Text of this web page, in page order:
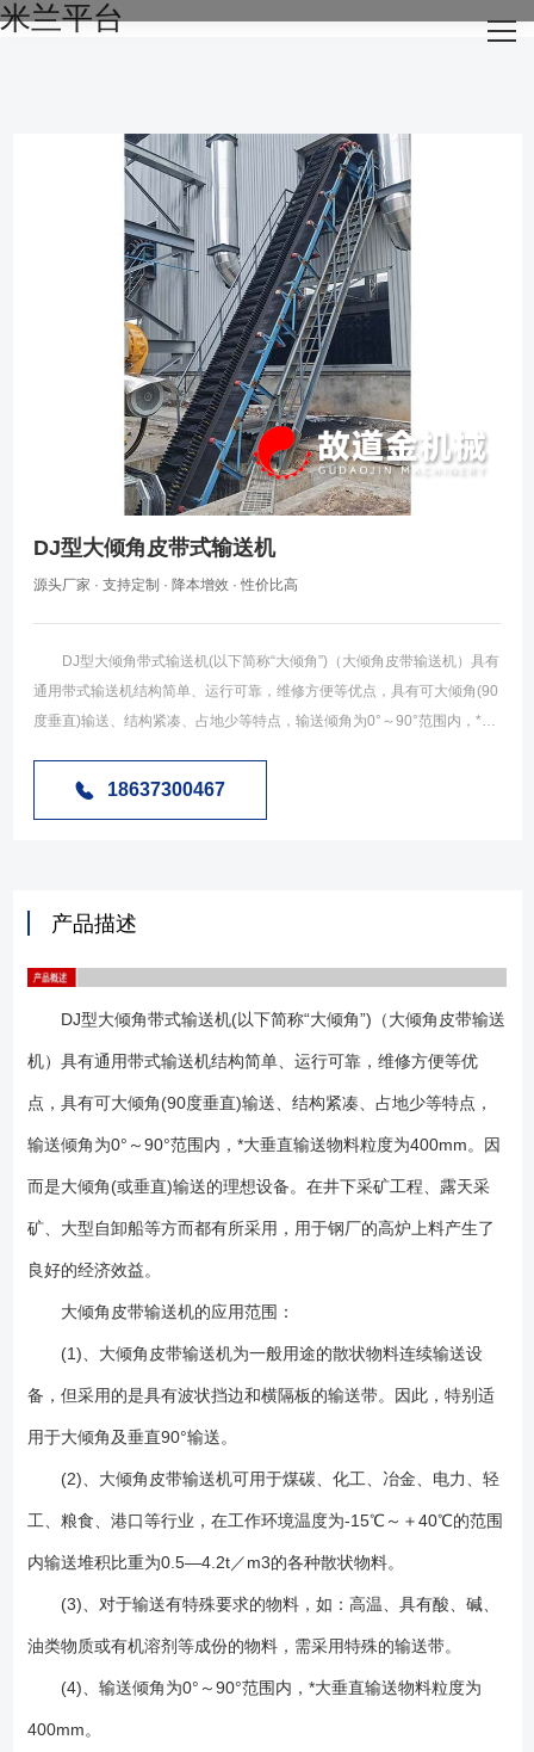
米兰平台
网站米兰平台
米兰平台-米兰官方网站（中国）
DJ型大倾角皮带式输送机
源头厂家 · 支持定制 · 降本增效 · 性价比高
DJ型大倾角带式输送机(以下简称“大倾角”)（大倾角皮带输送机）具有
通用带式输送机结构简单、运行可靠，维修方便等优点，具有可大倾角(90
度垂直)输送、结构紧凑、占地少等特点，输送倾角为0°～90°范围内，*大
井下采矿工程、露天采矿、大型自卸船等方而都有所采用，用于钢厂的高
粮食、港口等行业，在工作环境温度为-15℃～＋40℃的范围内输送堆积比
料，如：高温、具有酸、碱、油类物质或有机溶剂等成份的物料，需采用
特殊的输送带。 (4)、输送倾角为0°～90°范围内，*大垂直输送物料粒
度为400mm。 (1)、可大倾角输送散状物料，能大量节省设备占地面
械化带式输送机输送物料、总体投资费用低，约节约投资费用20％～
30％。 (3)、该机型与普通带式输送机、斗式提升机、刮板输送机比
500m。 (5)、在垂直输送物料时，物料粒度可达300mm。 (6)、从
水平到倾斜(或垂直)能平稳过渡。 (7)、能耗低、结构简单、维护方
便。 (8)、胶带强度高，使用寿命长。 大倾角皮带输送机的主要优
和垂直提升的理想设备。因此可以节约占地面积，节省设备投资和土建费
用，取得良好的综合经济效益。例如，某用户欲将煤炭提升到20m高的料
而如果采用垂直输送的挡边机，那么，水平机长可以控制在6m以内。
(2)结构简单。如前所述，各主要部件均可与通用带式输送机通用，给使
用、维修带来方便。 (3)运行可靠。没有埋刮板输送机经常出现的卡
度几乎与通常带式输送机相等。 (4)运行平稳、噪声小。 (5)由于不
存在装料时的挖掘阻力和运行时物料的内摩擦、外摩擦阻力，因此能耗
25t／h的输送碎煤的垂直挡边机，其每台的装机功率仅4kW，而被它们所
取代的四台原有埋刮板输送机的总装机功率为44kW。 (6)垂直挡边机
还可以在机头和机尾设置任意长度的水平输送段，便于和其他设备衔接。
图）。 1.波状挡边输送带：在输送机中起曳引和承载作用。波状挡
18637300467
产品描述
DJ型大倾角带式输送机(以下简称“大倾角”)（大倾角皮带输送
机）具有通用带式输送机结构简单、运行可靠，维修方便等优
点，具有可大倾角(90度垂直)输送、结构紧凑、占地少等特点，
输送倾角为0°～90°范围内，*大垂直输送物料粒度为400mm。因
而是大倾角(或垂直)输送的理想设备。在井下采矿工程、露天采
矿、大型自卸船等方而都有所采用，用于钢厂的高炉上料产生了
良好的经济效益。
大倾角皮带输送机的应用范围：
(1)、大倾角皮带输送机为一般用途的散状物料连续输送设
备，但采用的是具有波状挡边和横隔板的输送带。因此，特别适
用于大倾角及垂直90°输送。
(2)、大倾角皮带输送机可用于煤碳、化工、冶金、电力、轻
工、粮食、港口等行业，在工作环境温度为-15℃～＋40℃的范围
内输送堆积比重为0.5—4.2t／m3的各种散状物料。
(3)、对于输送有特殊要求的物料，如：高温、具有酸、碱、
油类物质或有机溶剂等成份的物料，需采用特殊的输送带。
(4)、输送倾角为0°～90°范围内，*大垂直输送物料粒度为
400mm。